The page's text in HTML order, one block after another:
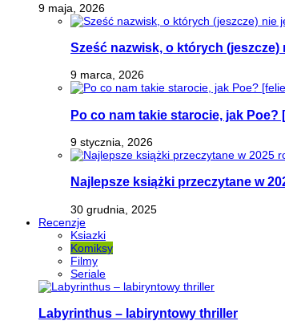
9 maja, 2026
Sześć nazwisk, o których (jeszcze)
9 marca, 2026
Po co nam takie starocie, jak Poe?
9 stycznia, 2026
Najlepsze książki przeczytane w
30 grudnia, 2025
Recenzje
Ksiazki
Komiksy
Filmy
Seriale
Labyrinthus – labiryntowy thriller